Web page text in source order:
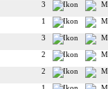
3
1
3
2
2